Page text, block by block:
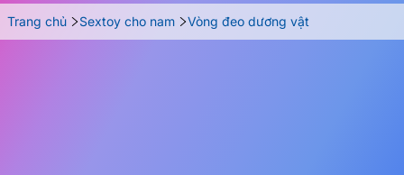
Trang chủ Sextoy cho nam Vòng đeo dương vật